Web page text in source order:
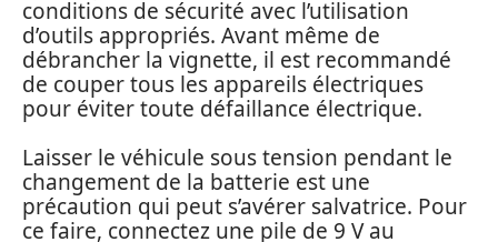
conditions de sécurité avec l’utilisation
d’outils appropriés. Avant même de
débrancher la vignette, il est recommandé
de couper tous les appareils électriques
pour éviter toute défaillance électrique.
Laisser le véhicule sous tension pendant le
changement de la batterie est une
précaution qui peut s’avérer salvatrice. Pour
ce faire, connectez une pile de 9 V au